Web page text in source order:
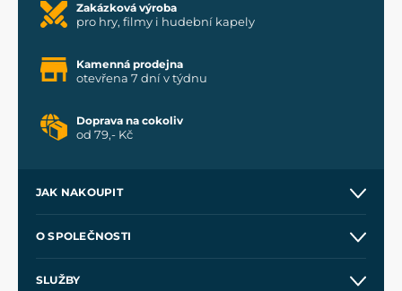
Zakázková výroba
pro hry, filmy i hudební kapely
Kamenná prodejna
otevřena 7 dní v týdnu
Doprava na cokoliv
od 79,- Kč
JAK NAKOUPIT
Velkoobchod
O SPOLEČNOSTI
SLUŽBY